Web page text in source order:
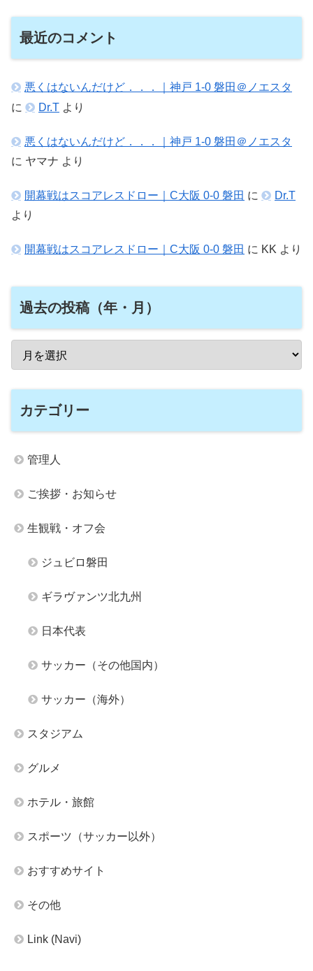
最近のコメント
悪くはないんだけど．．．｜神戸 1-0 磐田＠ノエスタ
に
Dr.T より
悪くはないんだけど．．．｜神戸 1-0 磐田＠ノエスタ
に ヤマナ より
開幕戦はスコアレスドロー｜C大阪 0-0 磐田 に
Dr.T
より
開幕戦はスコアレスドロー｜C大阪 0-0 磐田 に KK より
過去の投稿（年・月）
カテゴリー
管理人
ご挨拶・お知らせ
生観戦・オフ会
ジュビロ磐田
ギラヴァンツ北九州
日本代表
サッカー（その他国内）
サッカー（海外）
スタジアム
グルメ
ホテル・旅館
スポーツ（サッカー以外）
おすすめサイト
その他
Link (Navi)